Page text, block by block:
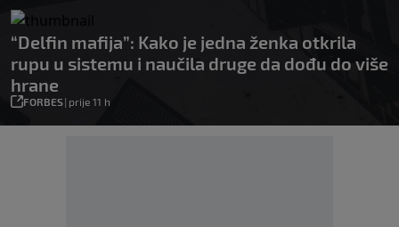
“Delfin mafija”: Kako je jedna ženka otkrila
rupu u sistemu i naučila druge da dođu do više
hrane
FORBES| prije 11 h